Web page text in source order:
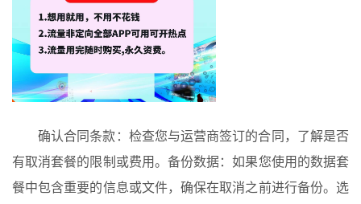
确认合同条款：检查您与运营商签订的合同，了解是否
有取消套餐的限制或费用。备份数据：如果您使用的数据套
餐中包含重要的信息或文件，确保在取消之前进行备份。选